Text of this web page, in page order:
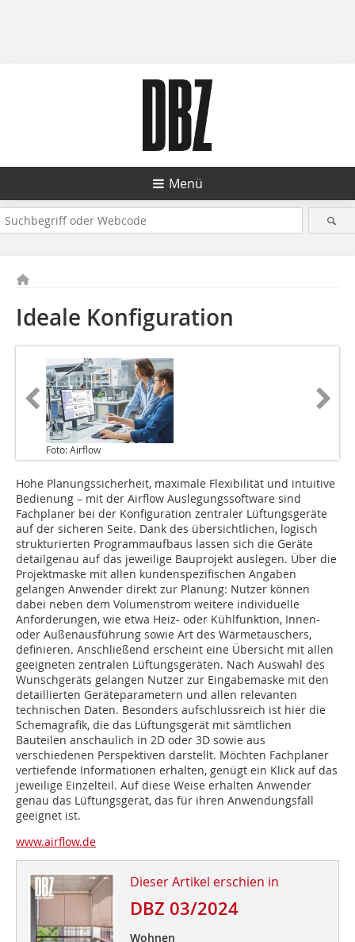
Menü
Ideale Konfiguration
Foto: Airflow
Hohe Planungssicherheit, maximale Flexibilität und intuitive
Bedienung – mit der Airflow Auslegungssoftware sind
Fachplaner bei der Konfiguration zentraler Lüftungsgeräte
auf der sicheren Seite. Dank des übersichtlichen, logisch
strukturierten Programmaufbaus lassen sich die Geräte
detailgenau auf das jeweilige Bauprojekt auslegen. Über die
Projektmaske mit allen kundenspezifischen Angaben
gelangen Anwender direkt zur Planung: Nutzer können
dabei neben dem Volumenstrom weitere individuelle
Anforderungen, wie etwa Heiz- oder Kühlfunktion, Innen-
oder Außenausführung sowie Art des Wärmetauschers,
definieren. Anschließend erscheint eine Übersicht mit allen
geeigneten zentralen Lüftungsgeräten. Nach Auswahl des
Wunschgeräts gelangen Nutzer zur Eingabemaske mit den
detaillierten Geräteparametern und allen relevanten
technischen Daten. Besonders aufschlussreich ist hier die
Schemagrafik, die das Lüftungsgerät mit sämtlichen
Bauteilen anschaulich in 2D oder 3D sowie aus
verschiedenen Perspektiven darstellt. Möchten Fachplaner
vertiefende Informationen erhalten, genügt ein Klick auf das
jeweilige Einzelteil. Auf diese Weise erhalten Anwender
genau das Lüftungsgerät, das für ihren Anwendungsfall
geeignet ist.
www.airflow.de
Dieser Artikel erschien in
DBZ 03/2024
Wohnen